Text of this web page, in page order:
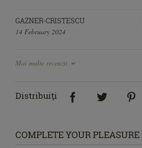
GAZNER-CRISTESCU
14 February 2024
Mai multe recenzii
Distribuiţi
COMPLETE YOUR PLEASURE